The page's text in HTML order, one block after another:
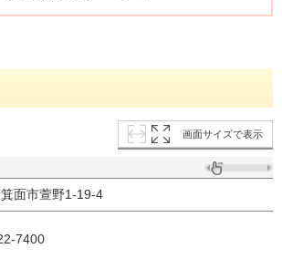
画面サイズで表示
面市萱野1-19-4
7400